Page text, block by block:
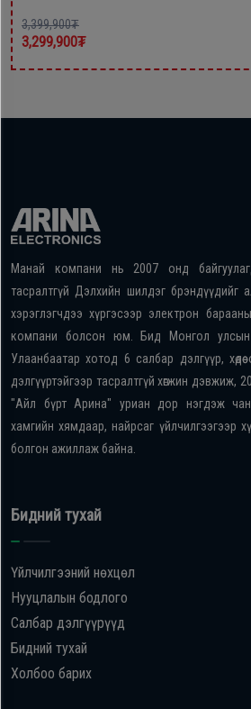
3,399,900₮
3,299,900₮
Манай компани нь 2007 онд
тасралтгүй Дэлхийн шилдэг брэндүүдийг
хэрэглэгчдээ хүргэсээр электрон
компани болсон юм. Бид Монгол улсын
Улаанбаатар хотод 6 салбар дэлгүүр,
дэлгүүртэйгээр тасралтгүй хөгжин дэвжиж,
"Айл бүрт Арина" уриан дор нэгдэж
хамгийн хямдаар, найрсаг үйлчилгээгээр
болгон ажиллаж байна.
Бидний тухай
Үйлчилгээний нөхцөл
Нууцлалын бодлого
Салбар дэлгүүрүүд
Бидний тухай
Холбоо барих